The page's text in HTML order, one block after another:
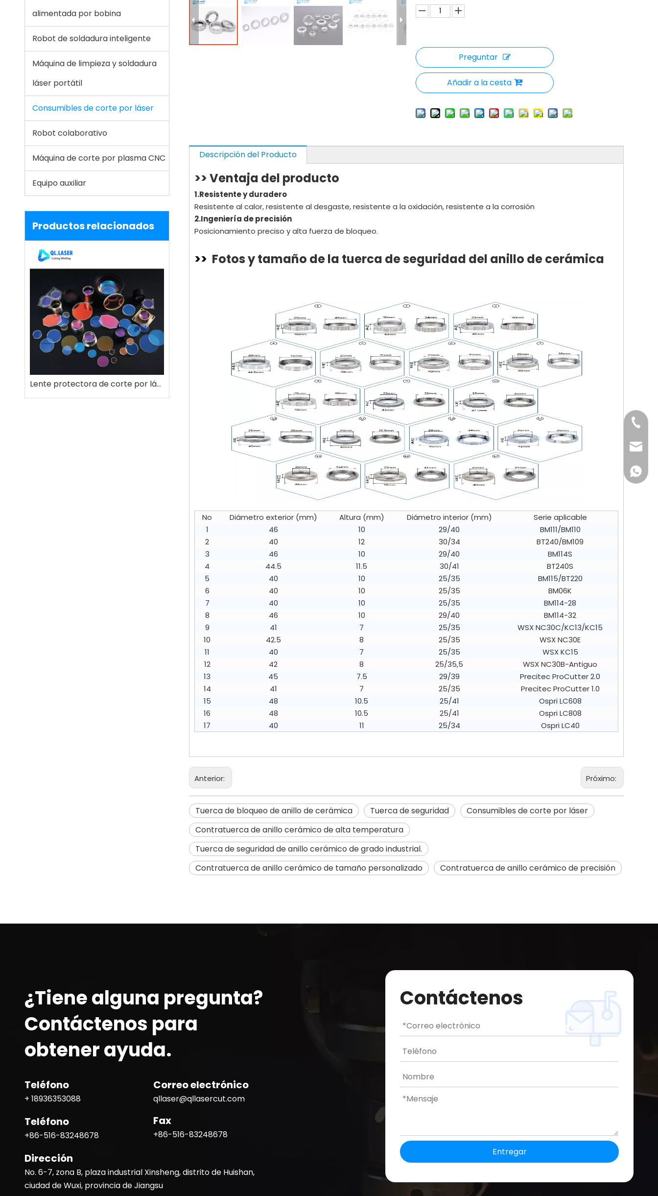
alimentada por bobina
Robot de soldadura inteligente
Máquina de limpieza y soldadura
láser portátil
Consumibles de corte por láser
Robot colaborativo
Máquina de corte por plasma CNC
Equipo auxiliar
Productos relacionados
Lente protectora de corte por láser Lente de enfoque Lente colimadora
Preguntar
Añadir a la cesta
Descripción del Producto
>> Ventaja del producto
1.Resistente y duradero
Resistente al calor, resistente al desgaste, resistente a la oxidación, resistente a la corrosión
2.Ingeniería de precisión
Posicionamiento preciso y alta fuerza de bloqueo.
>> Fotos y tamaño de la tuerca de seguridad del anillo de cerámica
No Diámetro exterior (mm) Altura (mm) Diámetro interior (mm)
Serie aplicable
1
46 10 29/40
BM111/BM110
2
40 12 30/34
BT240/BM109
3
46 10 29/40
BM114S
4
44.5 11.5 30/41
BT240S
5
40 10 25/35
BM115/BT220
6
40 10 25/35
BM06K
7
40 10 25/35
BM114-28
8
46 10 29/40
BM114-32
9
41 7 25/35
WSX NC30C/KC13/KC15
10
42.5 8 25/35
WSX NC30E
11
40 7 25/35
WSX KC15
12
42 8 25/35,5
WSX NC30B-Antiguo
13
45 7.5 29/39
Precitec ProCutter 2.0
14
41 7 25/35
Precitec ProCutter 1.0
15
48 10.5 25/41
Ospri LC608
16
48 10.5 25/41
Ospri LC808
17
40 11 25/34 Ospri LC40
Anterior: Próximo:
Tuerca de bloqueo de anillo de cerámica Tuerca de seguridad
Consumibles de corte por láser
Contratuerca de anillo cerámico de alta temperatura
Tuerca de seguridad de anillo cerámico de grado industrial.
Contratuerca de anillo cerámico de tamaño personalizado
Contratuerca de anillo cerámico de precisión
¿Tiene alguna pregunta?
Contáctenos para
obtener ayuda.
Teléfono
+ 18936353088
Teléfono
+86-516-83248678
Correo electrónico
qllaser@qllasercut.com
Fax
+86-516-83248678
Dirección
No. 6-7, zona B, plaza industrial Xinsheng, distrito de Huishan,
ciudad de Wuxi, provincia de Jiangsu
+
+86
Contáctenos
Entregar